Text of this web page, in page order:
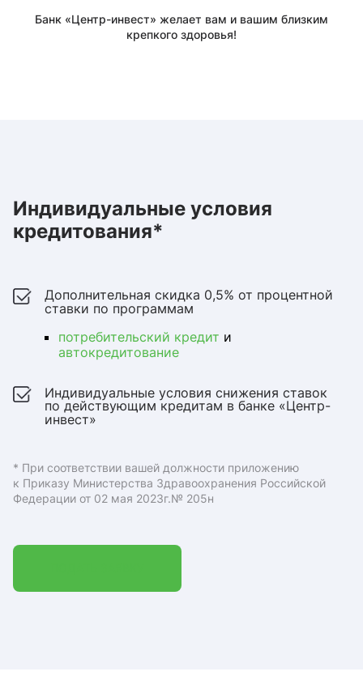
Банк «Центр-инвест» желает вам и вашим близким
крепкого здоровья!
Индивидуальные условия
кредитования*
Дополнительная скидка 0,5% от процентной
ставки по программам
потребительский кредит и
автокредитование
Индивидуальные условия снижения ставок
по действующим кредитам в банке «Центр-
инвест»
* При соответствии вашей должности приложению
к Приказу Министерства Здравоохранения Российской
Федерации от 02 мая 2023г.№ 205н